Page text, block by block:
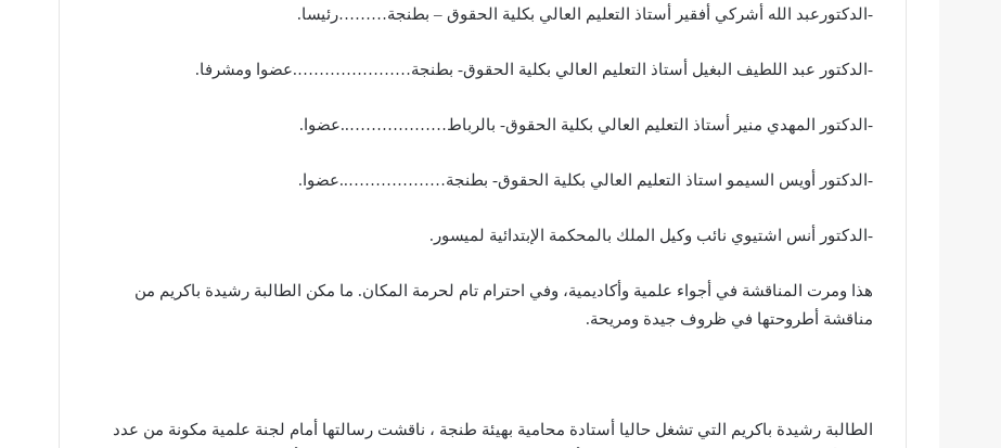
-الدكتورعبد الله أشركي أفقير أستاذ التعليم العالي بكلية الحقوق – بطنجة………رئيسا.
-الدكتور عبد اللطيف البغيل أستاذ التعليم العالي بكلية الحقوق- بطنجة………………….عضوا ومشرفا.
-الدكتور المهدي منير أستاذ التعليم العالي بكلية الحقوق- بالرباط………………..عضوا.
-الدكتور أويس السيمو استاذ التعليم العالي بكلية الحقوق- بطنجة………………..عضوا.
-الدكتور أنس اشتيوي نائب وكيل الملك بالمحكمة الإبتدائية لميسور.
هذا ومرت المناقشة في أجواء علمية وأكاديمية، وفي احترام تام لحرمة المكان. ما مكن الطالبة رشيدة باكريم من
مناقشة أطروحتها في ظروف جيدة ومريحة.
الطالبة رشيدة باكريم التي تشغل حاليا أستادة محامية بهيئة طنجة ، ناقشت رسالتها أمام لجنة علمية مكونة من عدد